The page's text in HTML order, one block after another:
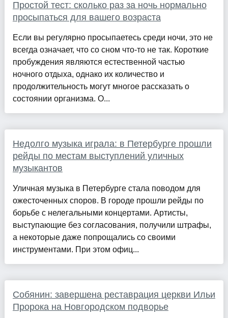
Простой тест: сколько раз за ночь нормально
просыпаться для вашего возраста
Если вы регулярно просыпаетесь среди ночи, это не
всегда означает, что со сном что-то не так. Короткие
пробуждения являются естественной частью
ночного отдыха, однако их количество и
продолжительность могут многое рассказать о
состоянии организма. О...
Недолго музыка играла: в Петербурге прошли
рейды по местам выступлений уличных
музыкантов
Уличная музыка в Петербурге стала поводом для
ожесточенных споров. В городе прошли рейды по
борьбе с нелегальными концертами. Артисты,
выступающие без согласования, получили штрафы,
а некоторые даже попрощались со своими
инструментами. При этом офиц...
Собянин: завершена реставрация церкви Ильи
Пророка на Новгородском подворье